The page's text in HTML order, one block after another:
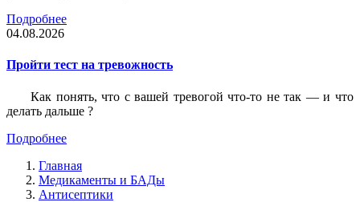
Подробнее
04.08.2026
Пройти тест на тревожность
Как понять, что с вашей тревогой что-то не так — и что
делать дальше ?
Подробнее
Главная
Медикаменты и БАДы
Антисептики